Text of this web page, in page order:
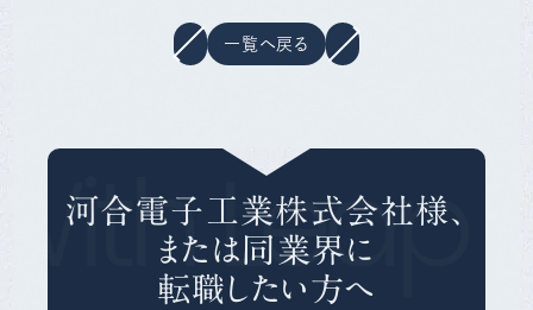
一覧へ戻る
Leap
河合電子工業株式会社様、
または同業界に
転職したい方へ